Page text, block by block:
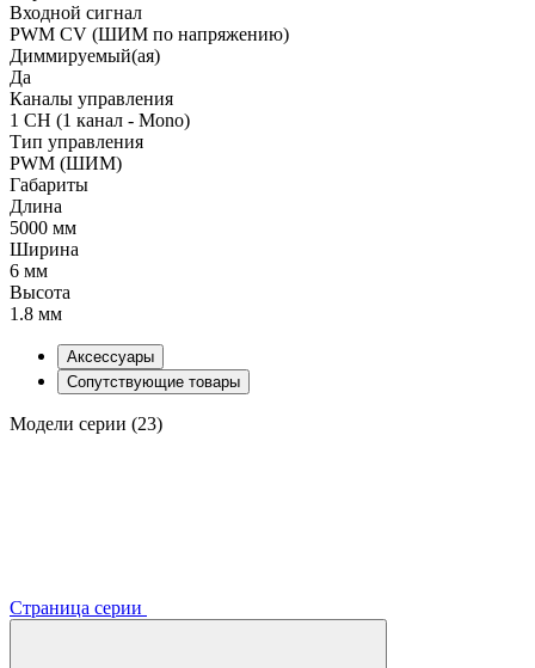
Входной сигнал
PWM СV (ШИМ по напряжению)
Диммируемый(ая)
Да
Каналы управления
1 CH (1 канал - Mono)
Тип управления
PWM (ШИМ)
Габариты
Длина
5000 мм
Ширина
6 мм
Высота
1.8 мм
Аксессуары
Сопутствующие товары
Модели серии (23)
Страница серии